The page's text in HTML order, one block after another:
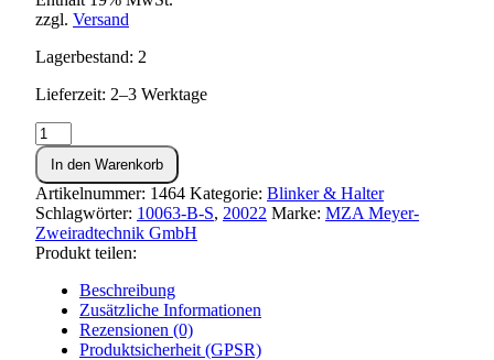
zzgl. Versand
Lagerbestand: 2
Lieferzeit: 2–3 Werktage
Blinkleuchtenträger
vorn
(verchromt)
S50,S51,S70
Menge
In den Warenkorb
Artikelnummer: 1464 Kategorie: Blinker & Halter
Schlagwörter: 10063-B-S, 20022 Marke: MZA Meyer-
Zweiradtechnik GmbH
Produkt teilen:
Beschreibung
Zusätzliche Informationen
Rezensionen (0)
Produktsicherheit (GPSR)